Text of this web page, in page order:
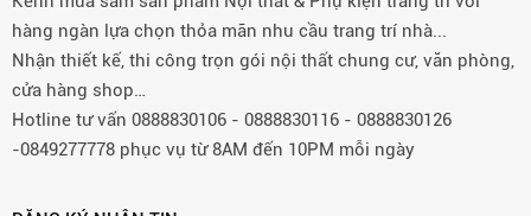
hàng ngàn lựa chọn thỏa mãn nhu cầu trang trí nhà...
Nhận thiết kế, thi công trọn gói nội thất chung cư, văn phòng,
cửa hàng shop…
Hotline tư vấn 0888830106 - 0888830116 - 0888830126
-0849277778 phục vụ từ 8AM đến 10PM mỗi ngày